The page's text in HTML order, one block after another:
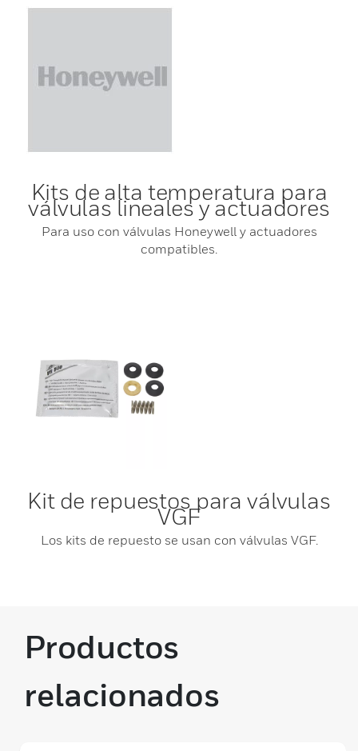
Kits de alta temperatura para
válvulas lineales y actuadores
Para uso con válvulas Honeywell y actuadores
compatibles.
Kit de repuestos para válvulas
VGF
Los kits de repuesto se usan con válvulas VGF.
Productos
relacionados